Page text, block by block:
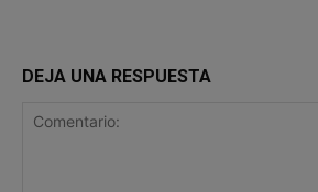
DEJA UNA RESPUESTA